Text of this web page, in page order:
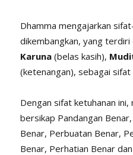
Dhamma mengajarkan
dikembangkan, yang terdiri
Karuna (belas kasih),
(ketenangan), sebagai sifat
Dengan sifat ketuhanan ini,
bersikap Pandangan
Benar, Perbuatan Benar,
Benar, Perhatian Benar